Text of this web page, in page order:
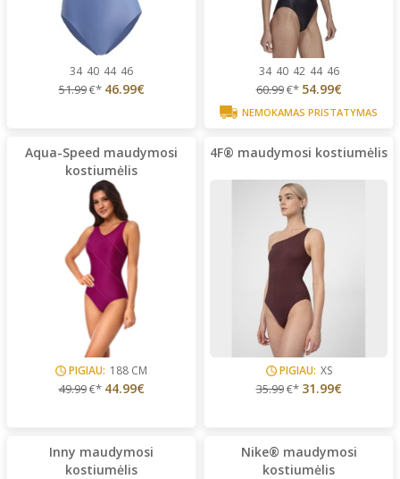
34 40 44 46
51.99€* 46.99€
34 40 42 44 46
60.99€* 54.99€
NEMOKAMAS PRISTATYMAS
Aqua-Speed maudymosi
kostiumėlis
PIGIAU: 188 CM
49.99€* 44.99€
4F® maudymosi kostiumėlis
PIGIAU: XS
35.99€* 31.99€
Inny maudymosi
kostiumėlis
Nike® maudymosi
kostiumėlis